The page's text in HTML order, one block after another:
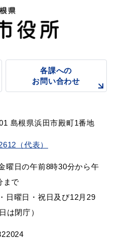
（はまだ暮らし）
各課への
お問い合わせ
各課への
お問い合わせ
島根県浜田市殿町1番地
（代表）
曜日の午前8時30分から午
まで
日曜日・祝日及び12月29
は閉庁）